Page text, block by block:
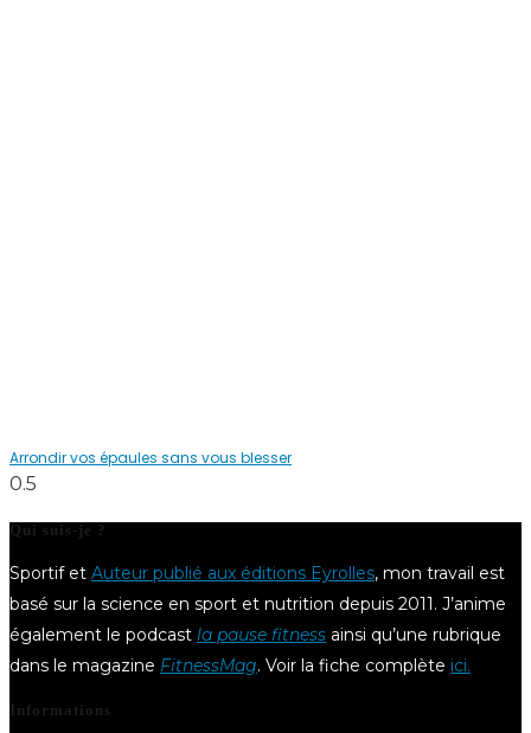
Arrondir vos épaules sans vous blesser
Qui suis-je ?
Sportif et Auteur publié aux éditions Eyrolles, mon travail est
basé sur la science en sport et nutrition depuis 2011. J’anime
également le podcast la pause fitness ainsi qu’une rubrique
dans le magazine FitnessMag. Voir la fiche complète ici.
Informations